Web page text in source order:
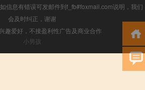
信息有错误可发邮件到f_fb#foxmail.com说明，我们
会及时纠正，谢谢
趣爱好，不接盈利性广告及商业合作
小男孩